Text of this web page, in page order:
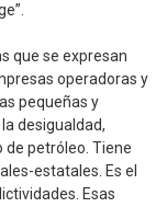
que se expresan
operadoras y
pequeñas y
desigualdad,
de petróleo. Tiene
estatales. Es el
Esas